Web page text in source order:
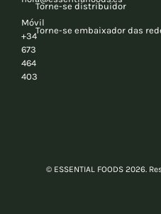
Móvil
+34
673
464
403
Torne-se distribuidor
Torne-se embaixador das
© ESSENTIAL FOODS 2026.